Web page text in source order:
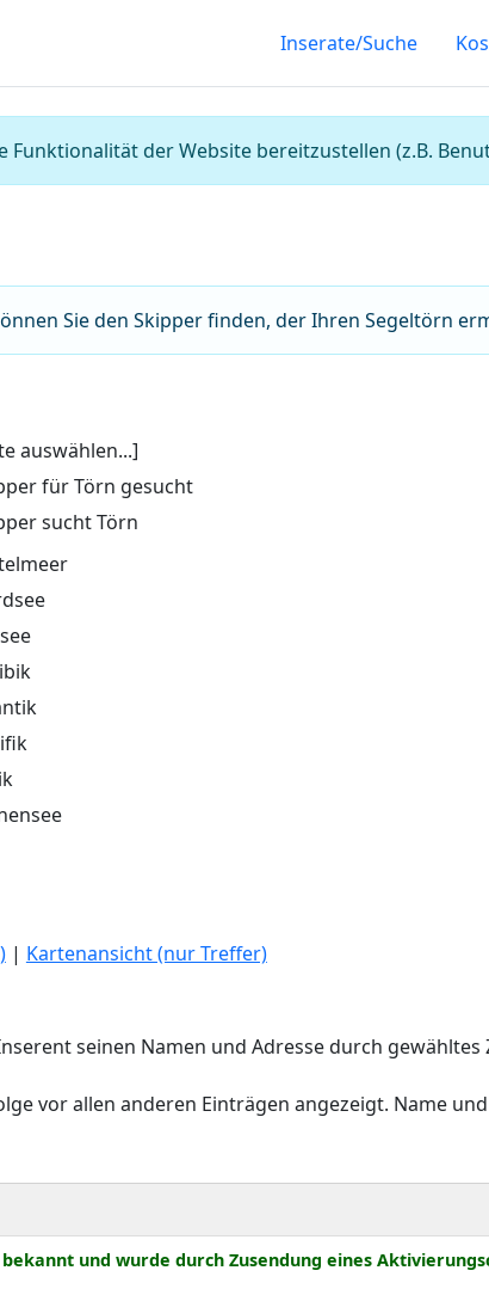
Inserate/Suche
der Website bereitzustellen (z.B.
Sie den Skipper finden, der Ihren Segeltörn
auswählen...]
für Törn gesucht
sucht Törn
| Kartenansicht (nur Treffer)
seinen Namen und Adresse durch
vor allen anderen Einträgen angezeigt. Name
und wurde durch Zusendung eines